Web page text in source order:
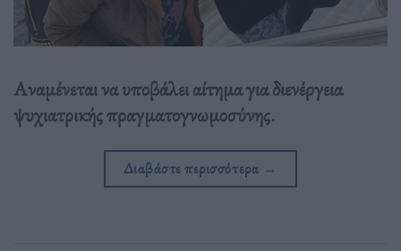
Αναμένεται να υποβάλει αίτημα για διενέργεια
ψυχιατρικής πραγματογνωμοσύνης.
Διαβάστε περισσότερα →